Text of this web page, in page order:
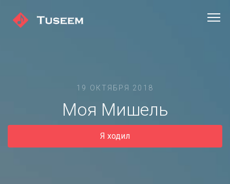
19 ОКТЯБРЯ 2018
Моя Мишель
Я ходил